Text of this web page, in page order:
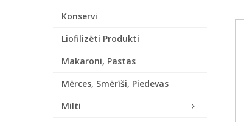
Konservi
Liofilizēti Produkti
Makaroni, Pastas
Mērces, Smērīši, Piedevas
Milti